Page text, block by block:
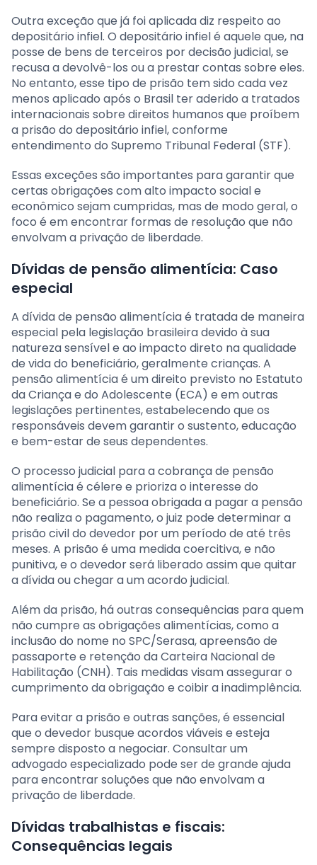
Outra exceção que já foi aplicada diz respeito ao
depositário infiel. O depositário infiel é aquele que, na
posse de bens de terceiros por decisão judicial, se
recusa a devolvê-los ou a prestar contas sobre eles.
No entanto, esse tipo de prisão tem sido cada vez
menos aplicado após o Brasil ter aderido a tratados
internacionais sobre direitos humanos que proíbem
a prisão do depositário infiel, conforme
entendimento do Supremo Tribunal Federal (STF).
Essas exceções são importantes para garantir que
certas obrigações com alto impacto social e
econômico sejam cumpridas, mas de modo geral, o
foco é em encontrar formas de resolução que não
envolvam a privação de liberdade.
Dívidas de pensão alimentícia: Caso
especial
A dívida de pensão alimentícia é tratada de maneira
especial pela legislação brasileira devido à sua
natureza sensível e ao impacto direto na qualidade
de vida do beneficiário, geralmente crianças. A
pensão alimentícia é um direito previsto no Estatuto
da Criança e do Adolescente (ECA) e em outras
legislações pertinentes, estabelecendo que os
responsáveis devem garantir o sustento, educação
e bem-estar de seus dependentes.
O processo judicial para a cobrança de pensão
alimentícia é célere e prioriza o interesse do
beneficiário. Se a pessoa obrigada a pagar a pensão
não realiza o pagamento, o juiz pode determinar a
prisão civil do devedor por um período de até três
meses. A prisão é uma medida coercitiva, e não
punitiva, e o devedor será liberado assim que quitar
a dívida ou chegar a um acordo judicial.
Além da prisão, há outras consequências para quem
não cumpre as obrigações alimentícias, como a
inclusão do nome no SPC/Serasa, apreensão de
passaporte e retenção da Carteira Nacional de
Habilitação (CNH). Tais medidas visam assegurar o
cumprimento da obrigação e coibir a inadimplência.
Para evitar a prisão e outras sanções, é essencial
que o devedor busque acordos viáveis e esteja
sempre disposto a negociar. Consultar um
advogado especializado pode ser de grande ajuda
para encontrar soluções que não envolvam a
privação de liberdade.
Dívidas trabalhistas e fiscais:
Consequências legais